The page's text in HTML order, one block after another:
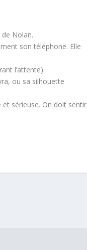
Nolan.
son téléphone. Elle
l’attente).
ou sa silhouette
et sérieuse. On doit sentir